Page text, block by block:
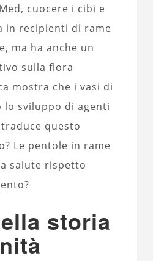
cuocere i cibi e
in recipienti di rame
ma ha anche un
sulla flora
mostra che i vasi di
lo sviluppo di agenti
questo
Le pentole in rame
salute rispetto
storia